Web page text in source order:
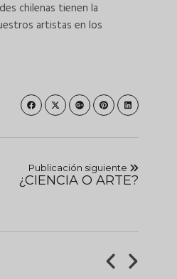
chilenas tienen la
artistas en los
Publicación siguiente
¿CIENCIA O ARTE?